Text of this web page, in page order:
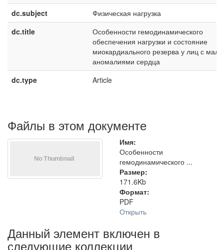
dc.subject
Физическая нагрузка
dc.title
Особенности гемодинамического
обеспечения нагрузки и состояние
миокардиального резерва у лиц с
аномалиями сердца
dc.type
Article
Файлы в этом документе
Имя:
Особенности
гемодинамического ...
Размер:
171.6Kb
Формат:
PDF
Открыть
Данный элемент включен в
следующие коллекции